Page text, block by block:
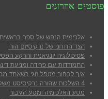
פוסטים אחרונים
אלכימית הנפש של ספר
הצד הרוחני של נרקיסיזם הורי
פסיכולוגיה יונגיאנית והרקע
התמודדות עם פרידה ומניעת
איך לבחור מטפל זוגי כשאחד
4 השלכות שהורה נרקיסיסט משליך על ילדיו
מסע האלכימיה ומסע הגיבור